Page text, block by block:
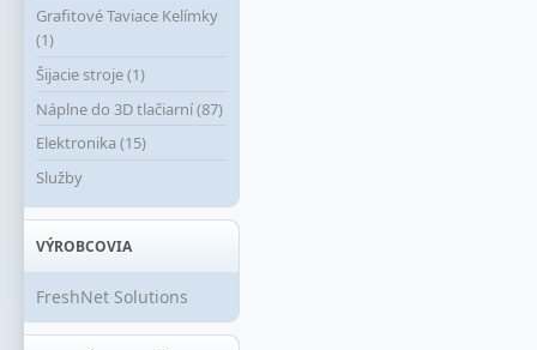
Grafitové Taviace Kelímky
(1)
Šijacie stroje (1)
Náplne do 3D tlačiarní (87)
Elektronika (15)
Služby
VÝROBCOVIA
FreshNet Solutions